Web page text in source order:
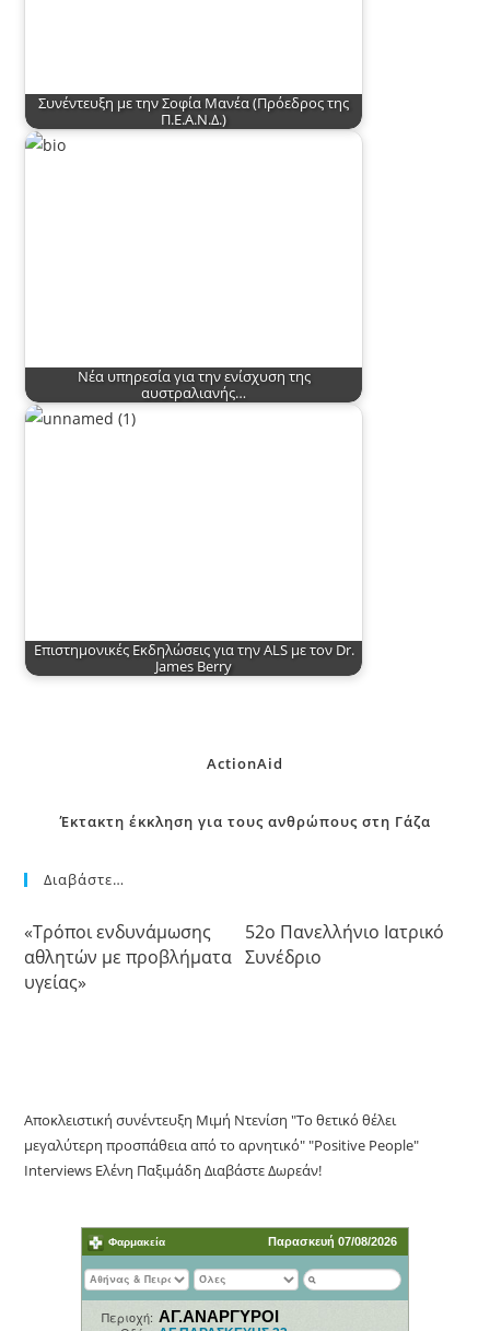
Συνέντευξη με την Σοφία Μανέα (Πρόεδρος της
Π.Ε.Α.Ν.Δ.)
Νέα υπηρεσία για την ενίσχυση της
αυστραλιανής…
Επιστημονικές Εκδηλώσεις για την ALS με τον Dr.
James Berry
ActionAid
Έκτακτη έκκληση για τους ανθρώπους στη Γάζα
Διαβάστε…
«Τρόποι ενδυνάμωσης
αθλητών με προβλήματα
υγείας»
52o Πανελλήνιο Ιατρικό
Συνέδριο
Αποκλειστική συνέντευξη Μιμή Ντενίση "Το θετικό θέλει
μεγαλύτερη προσπάθεια από το αρνητικό" "Positive People"
Interviews Ελένη Παξιμάδη Διαβάστε Δωρεάν!